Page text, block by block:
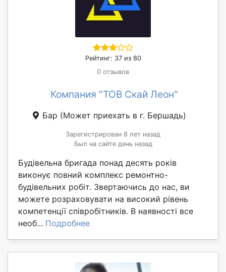
Рейтинг: 37 из 80
0 отзывов
Компания "ТОВ Скай Леон"
Бар (Может приехать в г. Бершадь)
Зарегистрирован 8 лет назад
Был на сайте день назад
Будівельна бригада понад десять років
виконує повний комплекс ремонтно-
будівельних робіт. Звертаючись до нас, ви
можете розраховувати на високий рівень
компетенції співробітників. В наявності все
необ... Подробнее